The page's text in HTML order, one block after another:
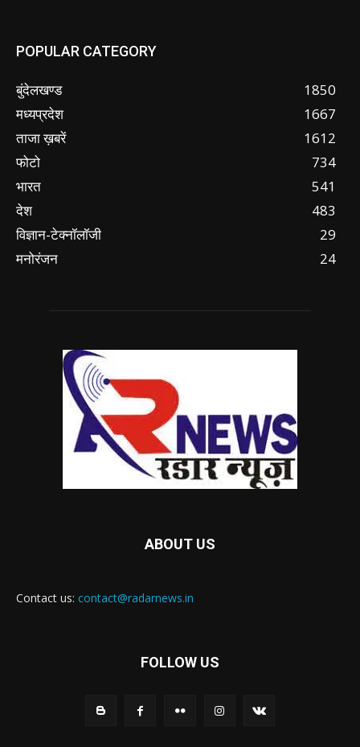
POPULAR CATEGORY
बुंदेलखण्ड
1850
मध्यप्रदेश
1667
ताजा ख़बरें
1612
फोटो
734
भारत
541
देश
483
विज्ञान-टेक्नॉलॉजी
29
मनोरंजन
24
ABOUT US
Contact us: contact@radarnews.in
FOLLOW US